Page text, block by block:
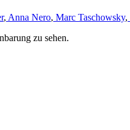
, Anna Nero, Marc Taschowsky,
zu sehen.